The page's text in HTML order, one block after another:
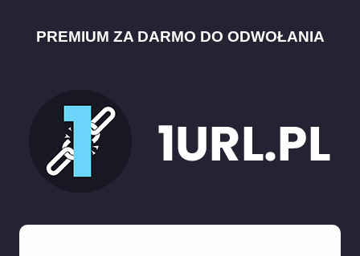
PREMIUM ZA DARMO DO ODWOŁANIA